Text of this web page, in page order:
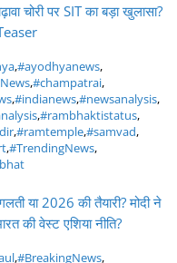
चोरी पर SIT का बड़ा खुलासा?
,#ayodhyanews,
,#champatrai,
,#indianews,#newsanalysis,
,#rambhaktistatus,
,#ramtemple,#samvad,
,#TrendingNews,
या 2026 की तैयारी? मोदी ने
की वेस्ट एशिया नीति?
,#BreakingNews,